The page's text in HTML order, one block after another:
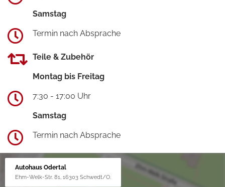
Samstag
Termin nach Absprache
Teile & Zubehör
Montag bis Freitag
7:30 - 17:00 Uhr
Samstag
Termin nach Absprache
Autohaus Odertal
Ehm-Welk-Str. 81, 16303 Schwedt/O.